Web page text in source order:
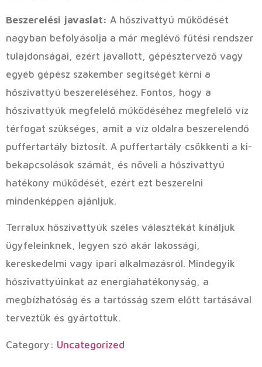
Beszerelési javaslat: A hőszivattyú működését
nagyban befolyásolja a már meglévő fűtési rendszer
tulajdonságai, ezért javallott, gépésztervező vagy
egyéb gépész szakember segítségét kérni a
hőszivattyú beszereléséhez. Fontos, hogy a
hőszivattyúk megfelelő működéséhez megfelelő víz
térfogat szükséges, amit a víz oldalra beszerelendő
puffertartály biztosít. A puffertartály csökkenti a ki-
bekapcsolások számát, és növeli a hőszivattyú
hatékony működését, ezért ezt beszerelni
mindenképpen ajánljuk.
Terralux hőszivattyúk széles választékát kínáljuk
ügyfeleinknek, legyen szó akár lakossági,
kereskedelmi vagy ipari alkalmazásról. Mindegyik
hőszivattyúinkat az energiahatékonyság, a
megbízhatóság és a tartósság szem előtt tartásával
terveztük és gyártottuk.
Category: Uncategorized